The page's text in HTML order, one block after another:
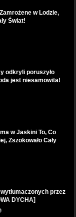
w Lodzie,
Świat!
odkryli poruszyło
jest niesamowita!
w Jaskini To, Co
Zszokowało Cały
przez
DYCHA]